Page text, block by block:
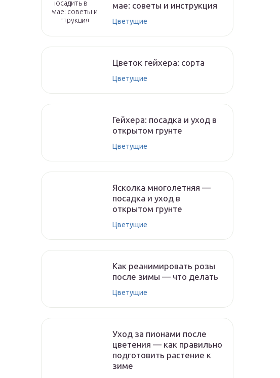
мае: советы и инструкция
Цветущие
Цветок гейхера: сорта
Цветущие
Гейхера: посадка и уход в
открытом грунте
Цветущие
Ясколка многолетняя —
посадка и уход в
открытом грунте
Цветущие
Как реанимировать розы
после зимы — что делать
Цветущие
Уход за пионами после
цветения — как правильно
подготовить растение к
зиме